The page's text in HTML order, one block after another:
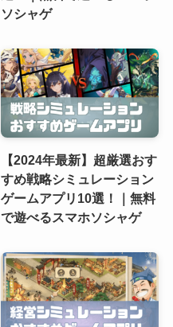
ソシャゲ
【2024年最新】超厳選おす
すめ戦略シミュレーション
ゲームアプリ10選！｜無料
で遊べるスマホソシャゲ